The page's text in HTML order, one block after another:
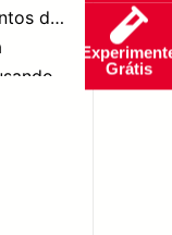
de
Grátis